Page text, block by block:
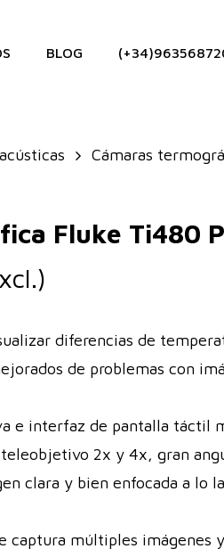
BLOG
Cámaras
Fluke Ti480
diferencias de
de problemas con
e interfaz de pantalla táctil
2x y 4x, gran
clara y bien enfocada a lo
captura múltiples imágenes